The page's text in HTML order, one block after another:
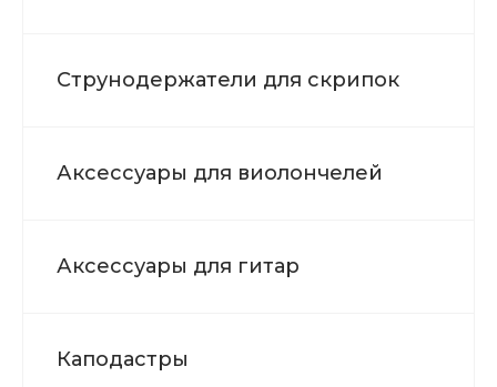
Струнодержатели для скрипок
Аксессуары для виолончелей
Аксессуары для гитар
Каподастры